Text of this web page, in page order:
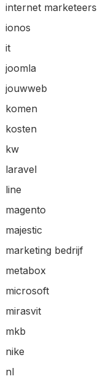
internet marketeers
ionos
it
joomla
jouwweb
komen
kosten
kw
laravel
line
magento
majestic
marketing bedrijf
metabox
microsoft
mirasvit
mkb
nike
nl